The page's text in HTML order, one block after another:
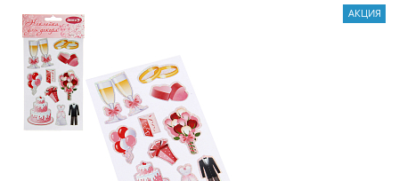
АКЦИЯ